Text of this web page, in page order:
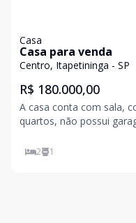
Casa
Casa para venda
Centro, Itapetininga - SP
R$ 180.000,00
A casa conta com sala,
quartos, não possui
2 1